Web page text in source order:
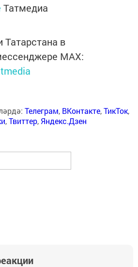
Татмедиа
Татарстана в
MАХ:
Телеграм, ВКонтакте,ТикТок,
,Твиттер, Яндекс.Дзен